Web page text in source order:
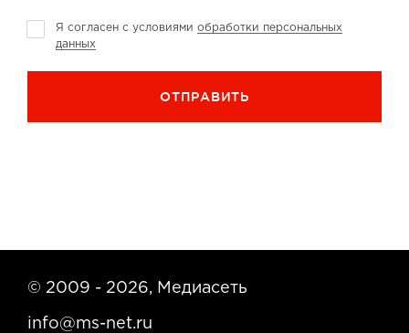
Я согласен с условиями обработки персональных
данных
© 2009 - 2026, Медиасеть
info@ms-net.ru